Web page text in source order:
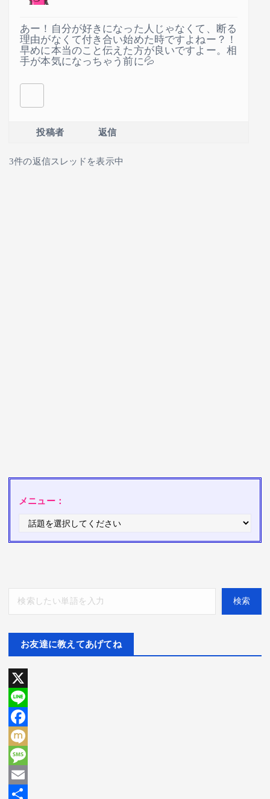
あー！自分が好きになった人じゃなくて、断る
理由がなくて付き合い始めた時ですよねー？！
早めに本当のこと伝えた方が良いですよー。相
手が本気になっちゃう前に💦
投稿者 返信
3件の返信スレッドを表示中
メニュー：
検索
お友達に教えてあげてね
X
L
i
n
e
F
a
c
e
M
x
M
eE